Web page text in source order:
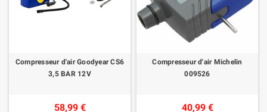
Compresseur d'air Goodyear CS6
3,5 BAR 12V
58,99 €
Compresseur d'air Michelin
009526
40,99 €